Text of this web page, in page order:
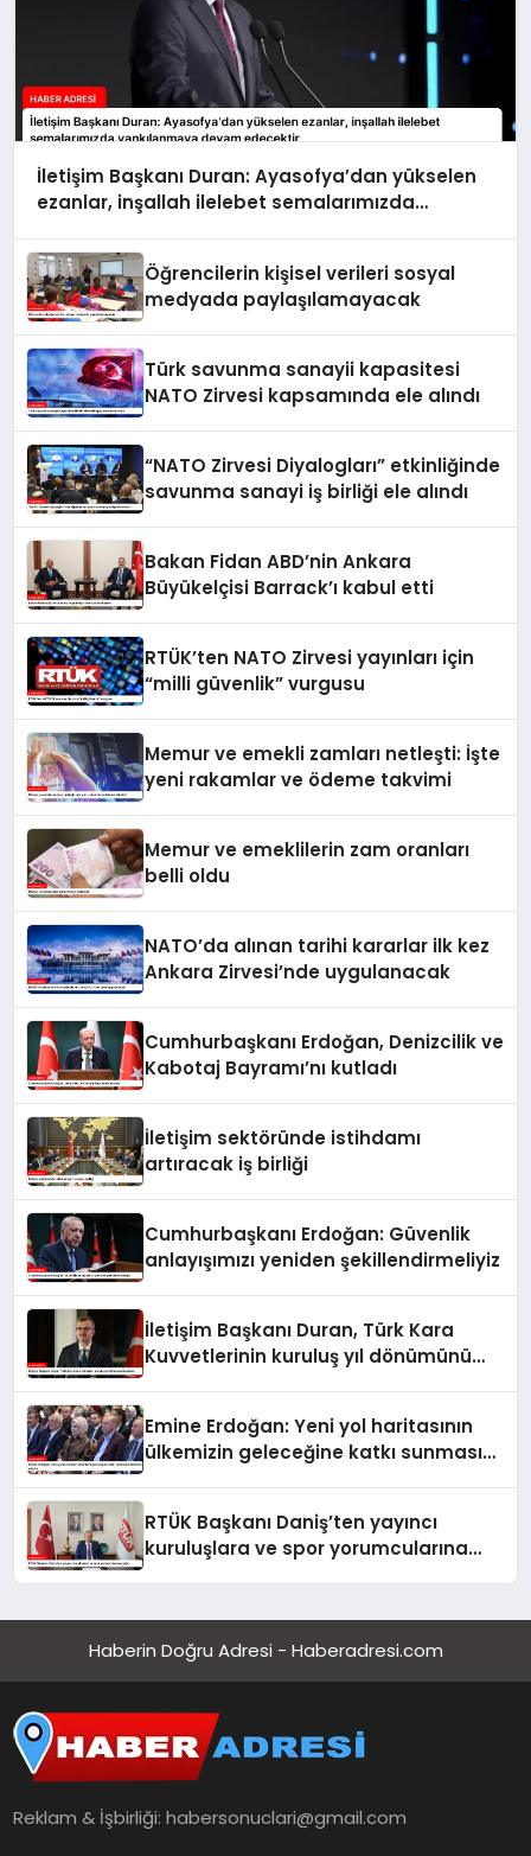
İletişim Başkanı Duran: Ayasofya’dan yükselen
ezanlar, inşallah ilelebet semalarımızda
Öğrencilerin kişisel verileri sosyal
medyada paylaşılamayacak
Türk savunma sanayii kapasitesi
NATO Zirvesi kapsamında ele alındı
“NATO Zirvesi Diyalogları” etkinliğinde
savunma sanayi iş birliği ele alındı
Bakan Fidan ABD’nin Ankara
Büyükelçisi Barrack’ı kabul etti
RTÜK’ten NATO Zirvesi yayınları için
“milli güvenlik” vurgusu
Memur ve emekli zamları netleşti: İşte
yeni rakamlar ve ödeme takvimi
Memur ve emeklilerin zam oranları
belli oldu
NATO’da alınan tarihi kararlar ilk kez
Ankara Zirvesi’nde uygulanacak
Cumhurbaşkanı Erdoğan, Denizcilik ve
Kabotaj Bayramı’nı kutladı
İletişim sektöründe istihdamı
artıracak iş birliği
Cumhurbaşkanı Erdoğan: Güvenlik
anlayışımızı yeniden şekillendirmeliyiz
İletişim Başkanı Duran, Türk Kara
Kuvvetlerinin kuruluş yıl dönümünü
Emine Erdoğan: Yeni yol haritasının
ülkemizin geleceğine katkı sunmasını
RTÜK Başkanı Daniş’ten yayıncı
kuruluşlara ve spor yorumcularına
Haberin Doğru Adresi - Haberadresi.com
Reklam & İşbirliği:habersonuclari@gmail.com